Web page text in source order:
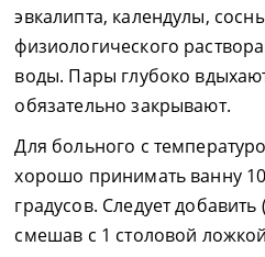
эвкалипта, календулы,
физиологического
воды. Пары глубоко
обязательно закрывают.
Для больного с
хорошо принимать ванну
градусов. Следует
смешав с 1 столовой